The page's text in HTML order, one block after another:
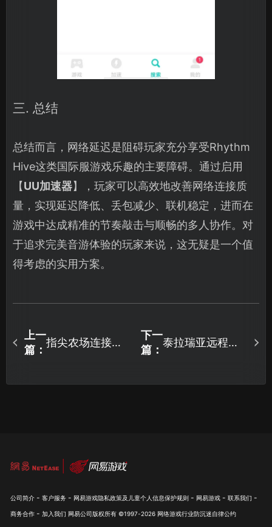
三. 总结
总结而言，网络延迟是阻碍玩家充分享受Rhythm
Hive这类国际服游戏乐趣的主要障碍。通过启用
【UU加速器】，玩家可以高效地改善网络连接质
量，实现延迟降低、丢包减少、联机稳定，进而在
游戏中达成精准的节奏敲击与顺畅的多人协作。对
于追求完美音游体验的玩家来说，这无疑是一个值
得考虑的实用方案。
上一
篇：
指尖农场连接失
攻略！
下一
篇：
泰拉瑞亚远程局
畅玩！
公司简介 - 客户服务 - 网易游戏隐私政策及儿童个人信息保护规则 - 网易游戏 - 联系我们 -
商务合作 - 加入我们 网易公司版权所有 ©1997-2026 网络游戏行业防沉迷自律公约